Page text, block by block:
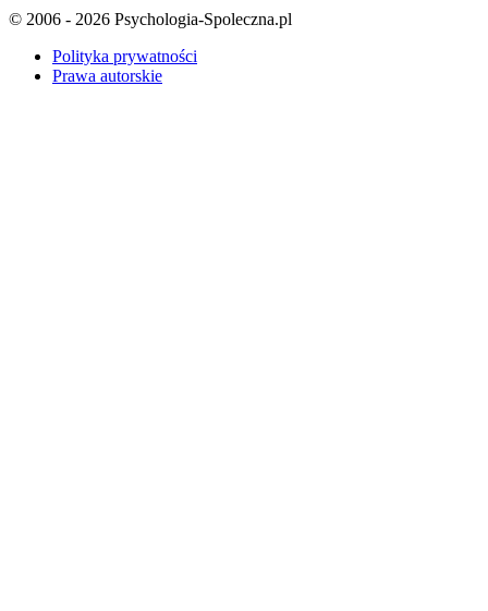
© 2006 - 2026 Psychologia-Spoleczna.pl
Polityka prywatności
Prawa autorskie